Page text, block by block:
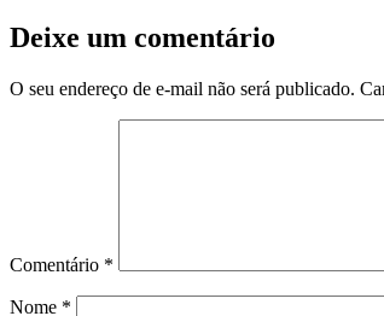
Deixe um comentário
O seu endereço de e-mail não será publicado.
Comentário *
Nome *